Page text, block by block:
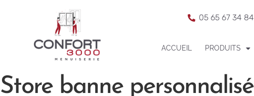
05 65 67 34 84
ACCUEIL PRODUITS
Store banne personnalisé